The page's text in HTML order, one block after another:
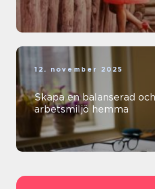
12. november 2025
Skapa en balanserad
arbetsmiljö hemma